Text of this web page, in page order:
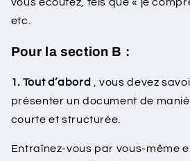
etc.
Pour la section B :
1. Tout d’abord , vous devez
présenter un document de
courte et structurée.
Entraînez-vous par vous-même